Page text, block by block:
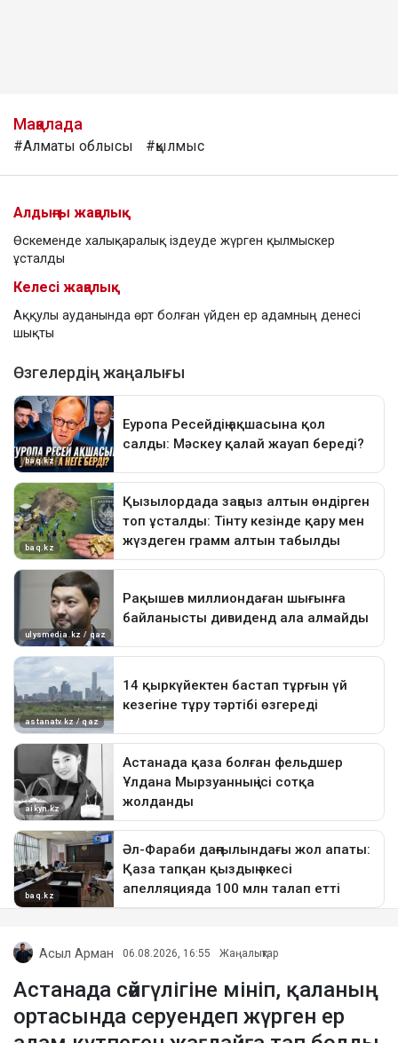
Мақалада
#Алматы облысы #қылмыс
Алдыңғы жаңалық
Өскеменде халықаралық іздеуде жүрген қылмыскер
ұсталды
Келесі жаңалық
Аққулы ауданында өрт болған үйден ер адамның денесі
шықты
Асыл Арман 06.08.2026, 16:55 Жаңалықтар
Астанада сәйгүлігіне мініп, қаланың
ортасында серуендеп жүрген ер